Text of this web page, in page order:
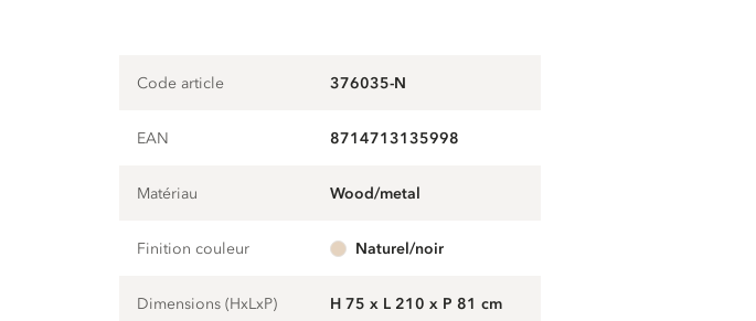
Code article 376035-N
EAN 8714713135998
Matériau wood/metal
Finition couleur naturel/noir
Dimensions (HxLxP) H 75 x L 210 x P 81 cm